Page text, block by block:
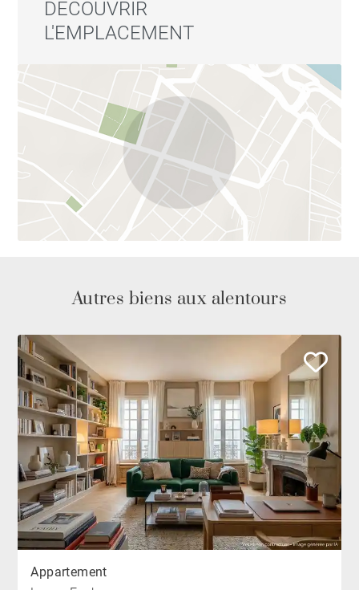
DÉCOUVRIR
L'EMPLACEMENT
Autres biens aux alentours
Appartement